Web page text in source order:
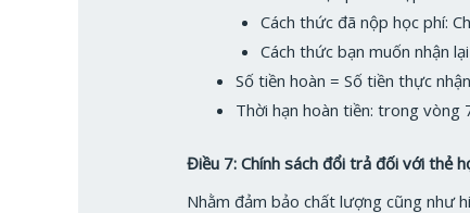
Cách thức đã nộp học phí:
Cách thức bạn muốn nhận
Số tiền hoàn = Số tiền thực
Thời hạn hoàn tiền: trong vòng
Điều 7: Chính sách đổi trả đối với thẻ
Nhằm đảm bảo chất lượng cũng như